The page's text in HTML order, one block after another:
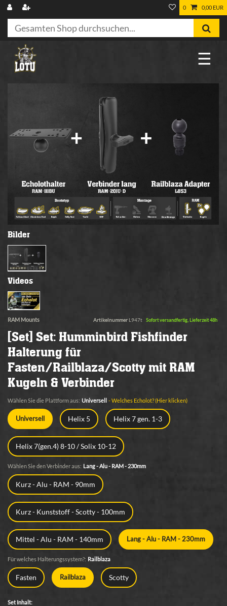
0 0,00 EUR
☰
Bilder
Videos
RAM Mounts Artikelnummer L947t Sofort versandfertig, Lieferzeit 48h
[Set] Set: Humminbird Fishfinder
Halterung für
Fasten/Railblaza/Scotty mit RAM
Kugeln & Verbinder
Wählen Sie die Plattform aus: Universell - Welches Echolot? (Hier klicken)
Universell Helix 5 Helix 7 gen. 1-3
Helix 7(gen.4) 8-10 / Solix 10-12
Wählen Sie den Verbinder aus: Lang - Alu - RAM - 230mm
Kurz - Alu - RAM - 90mm
Kurz - Kunststoff - Scotty - 100mm
Mittel - Alu - RAM - 140mm Lang - Alu - RAM - 230mm
Für welches Halterungssystem?: Railblaza
Fasten Railblaza Scotty
Set Inhalt: